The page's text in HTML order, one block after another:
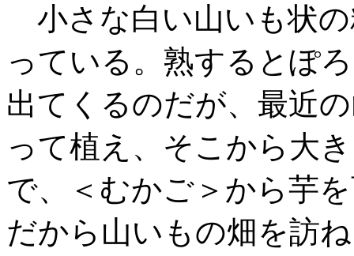
小さな白い山いも状
っている 。熟するとぽ
出てくるのだが、最近
って植え、そこから大
で、＜むかご＞から芋
だから山いもの畑を訪